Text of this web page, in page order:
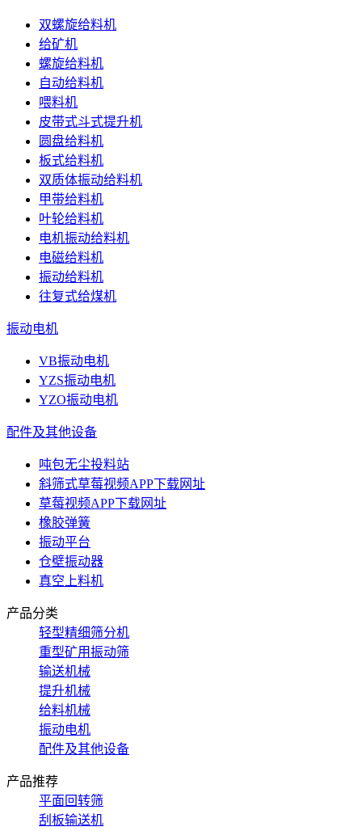
双螺旋给料机
给矿机
螺旋给料机
自动给料机
喂料机
皮带式斗式提升机
圆盘给料机
板式给料机
双质体振动给料机
甲带给料机
叶轮给料机
电机振动给料机
电磁给料机
振动给料机
往复式给煤机
振动电机
VB振动电机
YZS振动电机
YZO振动电机
配件及其他设备
吨包无尘投料站
斜筛式草莓视频APP下载网址
草莓视频APP下载网址
橡胶弹簧
振动平台
仓壁振动器
真空上料机
产品分类
轻型精细筛分机
重型矿用振动筛
输送机械
提升机械
给料机械
振动电机
配件及其他设备
产品推荐
平面回转筛
刮板输送机